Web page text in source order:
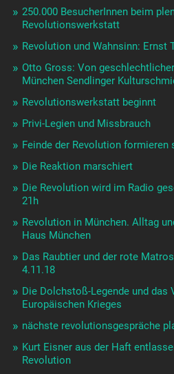
250.000 BesucherInnen beim
Revolutionswerkstatt
Revolution und Wahnsinn: Ernst
Otto Gross: Von
München Sendlinger
Revolutionswerkstatt beginnt
Privi-Legien und Missbrauch
Feinde der Revolution formieren
Die Reaktion marschiert
Die Revolution wird im Radio
21h
Revolution in München. Alltag
Haus München
Das Raubtier und der rote
4.11.18
Die Dolchstoß-Legende und das
Europäischen Krieges
nächste revolutionsgespräche
Kurt Eisner aus der Haft
Revolution